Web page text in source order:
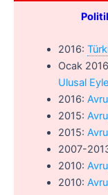
2016:
Ocak
Ulusal
2016:
2015:
2015:
2007-
2010:
2010: